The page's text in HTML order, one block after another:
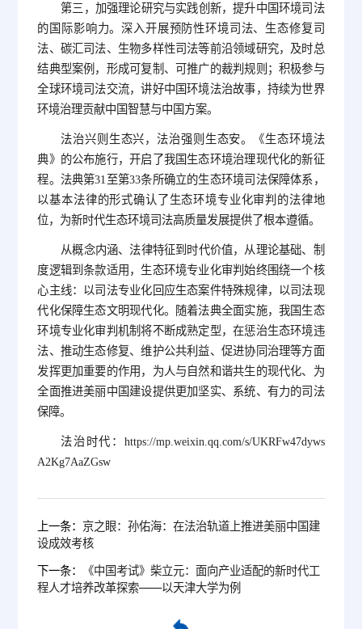
第三，加强理论研究与实践创新，提升中国环境司法
的国际影响力。深入开展预防性环境司法、生态修复司
法、碳汇司法、生物多样性司法等前沿领域研究，及时总
结典型案例，形成可复制、可推广的裁判规则；积极参与
全球环境司法交流，讲好中国环境法治故事，持续为世界
环境治理贡献中国智慧与中国方案。
法治兴则生态兴，法治强则生态安。《生态环境法
典》的公布施行，开启了我国生态环境治理现代化的新征
程。法典第31至第33条所确立的生态环境司法保障体系，
以基本法律的形式确认了生态环境专业化审判的法律地
位，为新时代生态环境司法高质量发展提供了根本遵循。
从概念内涵、法律特征到时代价值，从理论基础、制
度逻辑到条款适用，生态环境专业化审判始终围绕一个核
心主线：以司法专业化回应生态案件特殊规律，以司法现
代化保障生态文明现代化。随着法典全面实施，我国生态
环境专业化审判机制将不断成熟定型，在惩治生态环境违
法、推动生态修复、维护公共利益、促进协同治理等方面
发挥更加重要的作用，为人与自然和谐共生的现代化、为
全面推进美丽中国建设提供更加坚实、系统、有力的司法
保障。
法治时代：https://mp.weixin.qq.com/s/UKRFw47dyws
A2Kg7AaZGsw
上一条： 京之眼：孙佑海：在法治轨道上推进美丽中国建
设成效考核
下一条：
《中国考试》柴立元：面向产业适配的新时代工
程人才培养改革探索——以天津大学为例